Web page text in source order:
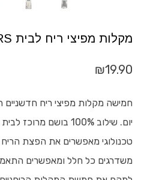
מקלות מפיצי ריח לבית MOOD LIFTERS
₪19.90
יום. שילוב 100% בושם
טכנולוגי מאפשרים את הפצת
משדרגים כל חלל ומאפשרים התאמה